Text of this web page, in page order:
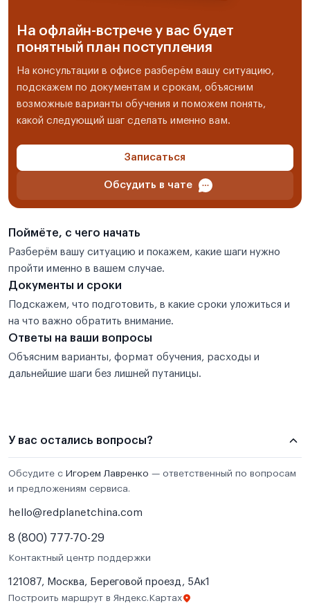
На офлайн-встрече у вас будет
понятный план поступления
На консультации в офисе разберём вашу ситуацию,
подскажем по документам и срокам, объясним
возможные варианты обучения и поможем понять,
какой следующий шаг сделать именно вам.
Записаться
Обсудить в чате
Поймёте, с чего начать
Разберём вашу ситуацию и покажем, какие шаги нужно
пройти именно в вашем случае.
Документы и сроки
Подскажем, что подготовить, в какие сроки уложиться и
на что важно обратить внимание.
Ответы на ваши вопросы
Объясним варианты, формат обучения, расходы и
дальнейшие шаги без лишней путаницы.
У вас остались вопросы?
Обсудите с Игорем Лавренко — ответственный по вопросам
и предложениям сервиса.
hello@redplanetchina.com
8 (800) 777-70-29
Контактный центр поддержки
121087, Москва, Береговой проезд, 5Ак1
Построить маршрут в Яндекс.Картах